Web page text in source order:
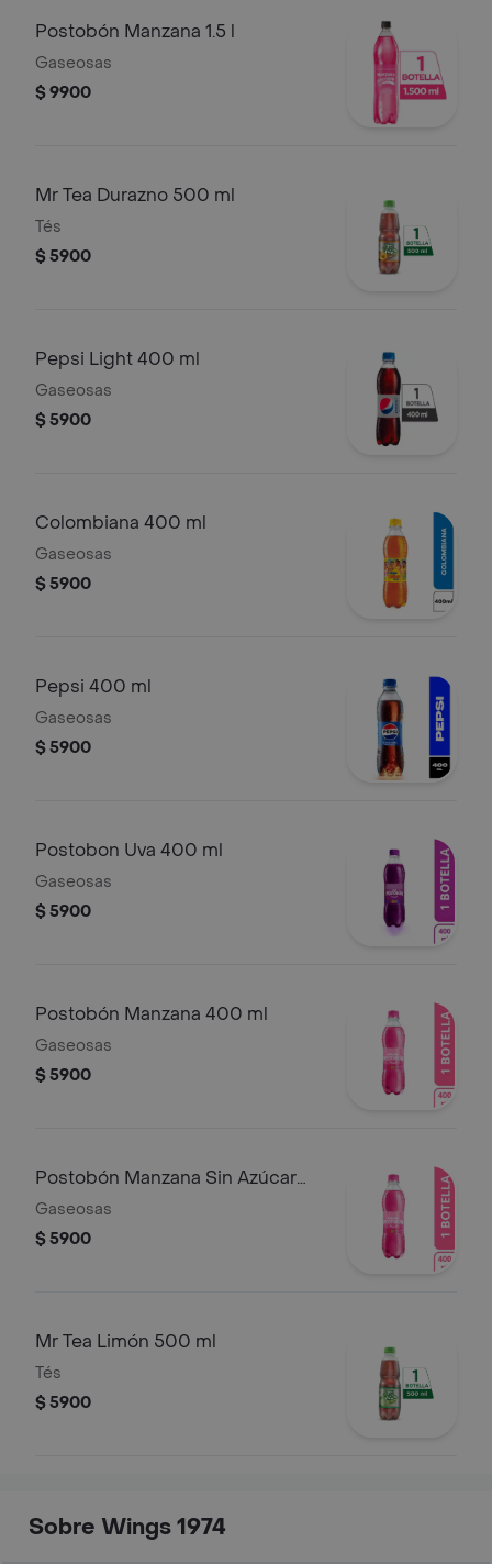
Postobón Manzana 1.5 l
Gaseosas
$ 9900
Mr Tea Durazno 500 ml
Tés
$ 5900
Pepsi Light 400 ml
Gaseosas
$ 5900
Colombiana 400 ml
Gaseosas
$ 5900
Pepsi 400 ml
Gaseosas
$ 5900
Postobon Uva 400 ml
Gaseosas
$ 5900
Postobón Manzana 400 ml
Gaseosas
$ 5900
Postobón Manzana Sin Azúcar
400 ml
Gaseosas
$ 5900
Mr Tea Limón 500 ml
Tés
$ 5900
Sobre Wings 1974